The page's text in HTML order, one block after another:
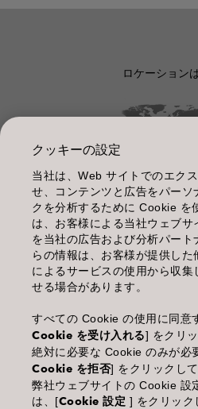
ロケーション
管理情
利用規
個人情報保
化粧品等の使用
(土・日・休日を除く 9:00-
※年末年始休業
クッキーの設定
当社は、Web サイトでのエク
せ、コンテンツと広告をパーソ
クを分析するために Cookie を
は、お客様による当社ウェブサ
を当社の広告および分析パー
らの情報は、お客様が提供し
によるサービスの使用から収集
せる場合があります。
すべての Cookie の使用に同意
Cookie を受け入れる] をクリ
絶対に必要な Cookie のみが必
Cookie を拒否] をクリックして
弊社ウェブサイトの Cookie 設
は、[Cookie 設定 ] をクリック